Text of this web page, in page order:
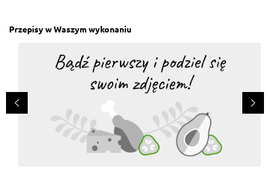
Przepisy w Waszym wykonaniu